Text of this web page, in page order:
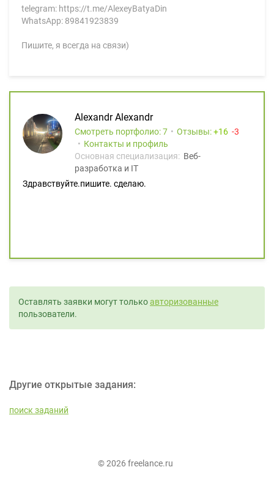
telegram: https://t.me/AlexeyBatyaDin
WhatsApp: 89841923839
Пишите, я всегда на связи)
Alexandr Alexandr
Смотреть портфолио: 7 Отзывы: 16
3
Контакты и профиль
Основная специализация: Веб-
разработка и IT
Здравствуйте.пишите. сделаю.
Оставлять заявки могут толькоавторизованные
пользователи.
Другие открытые задания:
поиск заданий
© 2026 freelance.ru